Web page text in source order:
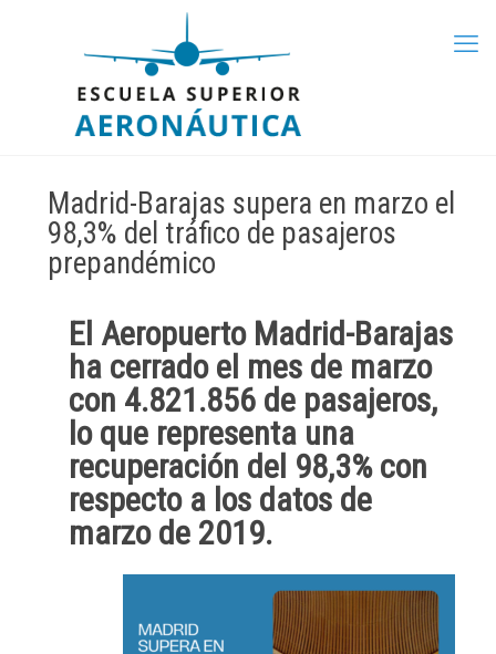
Madrid-Barajas supera en marzo el
98,3% del tráfico de pasajeros
prepandémico
El Aeropuerto Madrid-Barajas
ha cerrado el mes de marzo
con 4.821.856 de pasajeros,
lo que representa una
recuperación del 98,3% con
respecto a los datos de
marzo de 2019.